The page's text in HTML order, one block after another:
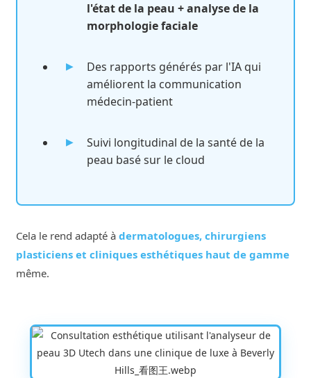
l'état de la peau + analyse de la
morphologie faciale
Des rapports générés par l'IA qui
améliorent la communication
médecin-patient
Suivi longitudinal de la santé de la
peau basé sur le cloud
Cela le rend adapté à dermatologues, chirurgiens
plasticiens et cliniques esthétiques haut de gamme
même.